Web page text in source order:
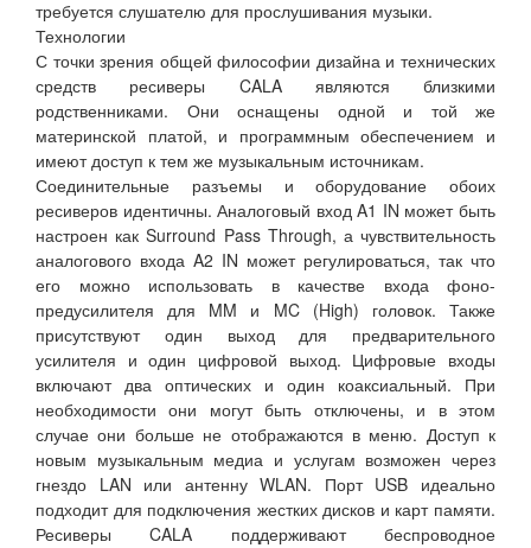
требуется слушателю для прослушивания музыки.
Технологии
С точки зрения общей философии дизайна и технических
средств ресиверы CALA являются близкими
родственниками. Они оснащены одной и той же
материнской платой, и программным обеспечением и
имеют доступ к тем же музыкальным источникам.
Соединительные разъемы и оборудование обоих
ресиверов идентичны. Аналоговый вход A1 IN может быть
настроен как Surround Pass Through, а чувствительность
аналогового входа A2 IN может регулироваться, так что
его можно использовать в качестве входа фоно-
предусилителя для MM и MC (High) головок. Также
присутствуют один выход для предварительного
усилителя и один цифровой выход. Цифровые входы
включают два оптических и один коаксиальный. При
необходимости они могут быть отключены, и в этом
случае они больше не отображаются в меню. Доступ к
новым музыкальным медиа и услугам возможен через
гнездо LAN или антенну WLAN. Порт USB идеально
подходит для подключения жестких дисков и карт памяти.
Ресиверы CALA поддерживают беспроводное